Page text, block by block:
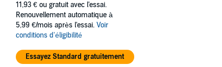
11,93 € ou gratuit avec l'essai.
Renouvellement automatique à
5,99 €/mois après l'essai. Voir
conditions d'éligibilité
Essayez Standard gratuitement